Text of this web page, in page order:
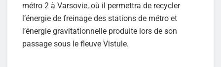
métro 2 à Varsovie, où il permettra de recycler
l’énergie de freinage des stations de métro et
l’énergie gravitationnelle produite lors de son
passage sous le fleuve Vistule.